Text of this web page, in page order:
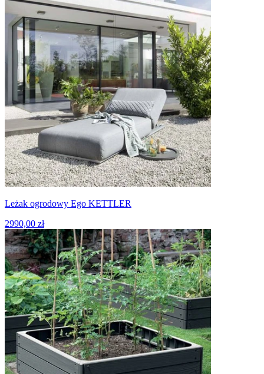
Leżak ogrodowy Ego KETTLER
2990,00 zł